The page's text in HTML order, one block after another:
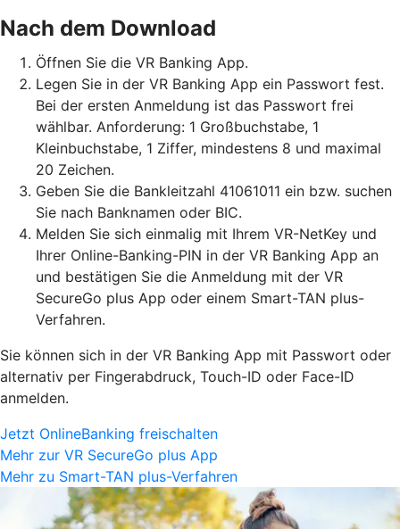
Nach dem Download
Öffnen Sie die VR Banking App.
Legen Sie in der VR Banking App ein Passwort fest.
Bei der ersten Anmeldung ist das Passwort frei
wählbar. Anforderung: 1 Großbuchstabe, 1
Kleinbuchstabe, 1 Ziffer, mindestens 8 und maximal
20 Zeichen.
Geben Sie die Bankleitzahl 41061011 ein bzw. suchen
Sie nach Banknamen oder BIC.
Melden Sie sich einmalig mit Ihrem VR-NetKey und
Ihrer Online-Banking-PIN in der VR Banking App an
und bestätigen Sie die Anmeldung mit der VR
SecureGo plus App oder einem Smart-TAN plus-
Verfahren.
Sie können sich in der VR Banking App mit Passwort oder
alternativ per Fingerabdruck, Touch-ID oder Face-ID
anmelden.
Jetzt OnlineBanking freischalten
Mehr zur VR SecureGo plus App
Mehr zu Smart-TAN plus-Verfahren